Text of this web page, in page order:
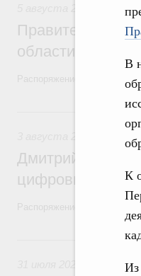
В
К
Из
Правительство
области в
Распоряжение от 3 августа
Дмитрий
цифровых